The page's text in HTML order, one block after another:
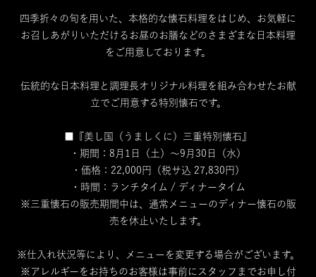
四季折々の旬を用いた、本格的な懐石料理をはじめ、お気軽に
お召しあがりいただけるお昼のお膳などのさまざまな日本料理
をご用意しております。
伝統的な日本料理と調理長オリジナル料理を組み合わせたお献
立でご用意する特別懐石です。
■『美し国（うましくに）三重特別懐石』
・期間：8月1日（土）～9月30日（水）
・価格：22,000円（税サ込 27,830円）
・時間：ランチタイム / ディナータイム
※三重懐石の販売期間中は、通常メニューのディナー懐石の販
売を休止いたします。
※仕入れ状況等により、メニューを変更する場合がございます。
※アレルギーをお持ちのお客様は事前にスタッフまでお申し付